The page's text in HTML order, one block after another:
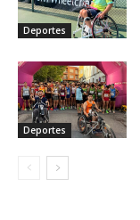
Deportes
Deportes